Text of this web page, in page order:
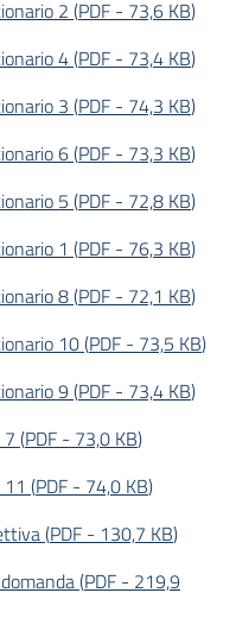
2 (PDF - 73,6 KB)
4(PDF - 73,4 KB)
3 (PDF - 74,3 KB)
6(PDF - 73,3 KB)
5 (PDF - 72,8 KB)
1 (PDF - 76,3 KB)
8(PDF - 72,1 KB)
10(PDF - 73,5 KB)
9 (PDF - 73,4 KB)
(PDF - 73,0 KB)
(PDF - 74,0 KB)
(PDF - 130,7 KB)
(PDF - 219,9